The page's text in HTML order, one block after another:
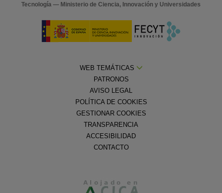
Tecnología — Ministerio de Ciencia, Innovación y Universidades
WEB TEMÁTICAS
PATRONOS
AVISO LEGAL
POLÍTICA DE COOKIES
GESTIONAR COOKIES
TRANSPARENCIA
ACCESIBILIDAD
CONTACTO